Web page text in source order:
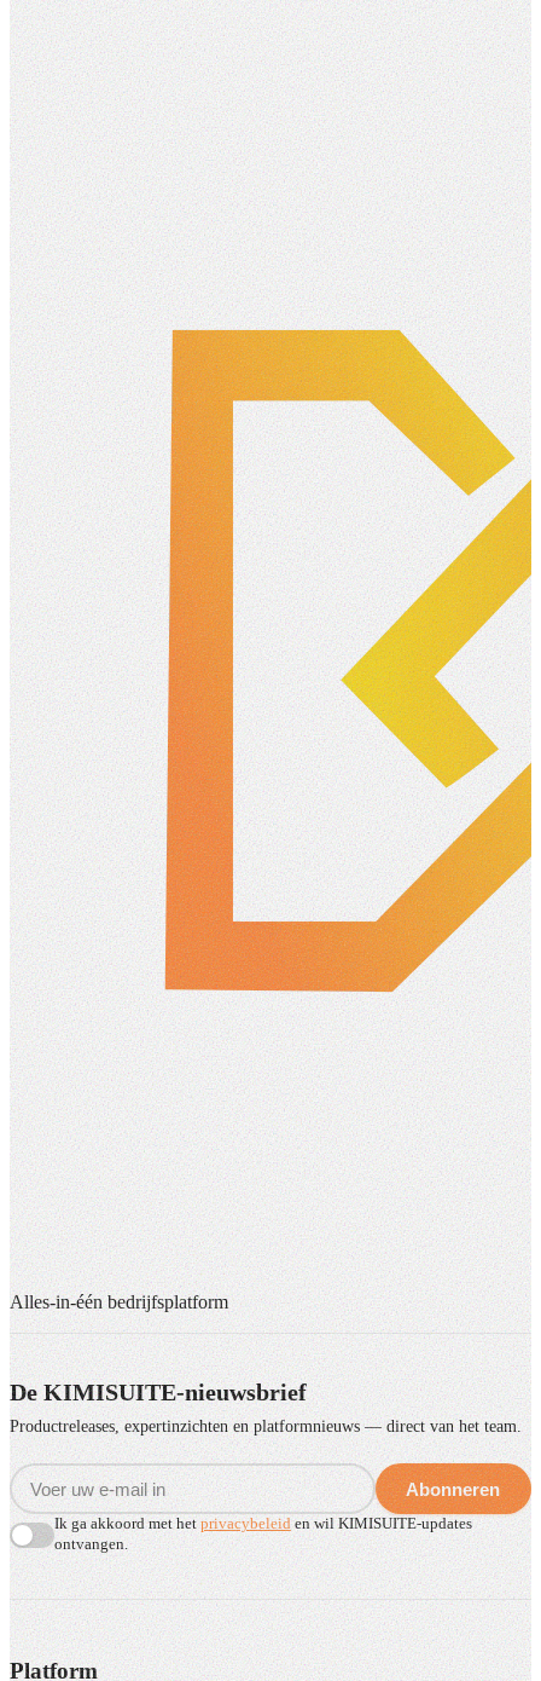
Alles-in-één bedrijfsplatform
De KIMISUITE-nieuwsbrief
Productreleases, expertinzichten en platformnieuws — direct van het team.
Abonneren
Ik ga akkoord met het privacybeleiden wil KIMISUITE-updates
ontvangen.
Platform